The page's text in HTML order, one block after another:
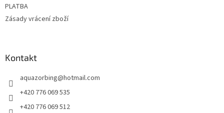
PLATBA
Zásady vrácení zboží
Kontakt
aquazorbing@hotmail.com
+420 776 069 535
+420 776 069 512